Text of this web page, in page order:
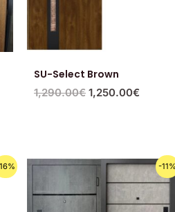
SU-Select Brown
1,290.00€ 1,250.00€
-
Первоначальная
цена
составляла
495.00€.
Текущая